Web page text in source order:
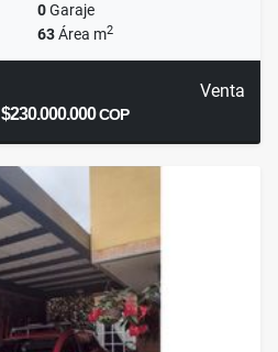
0Garaje
63Área m2
Venta
$230.000.000COP